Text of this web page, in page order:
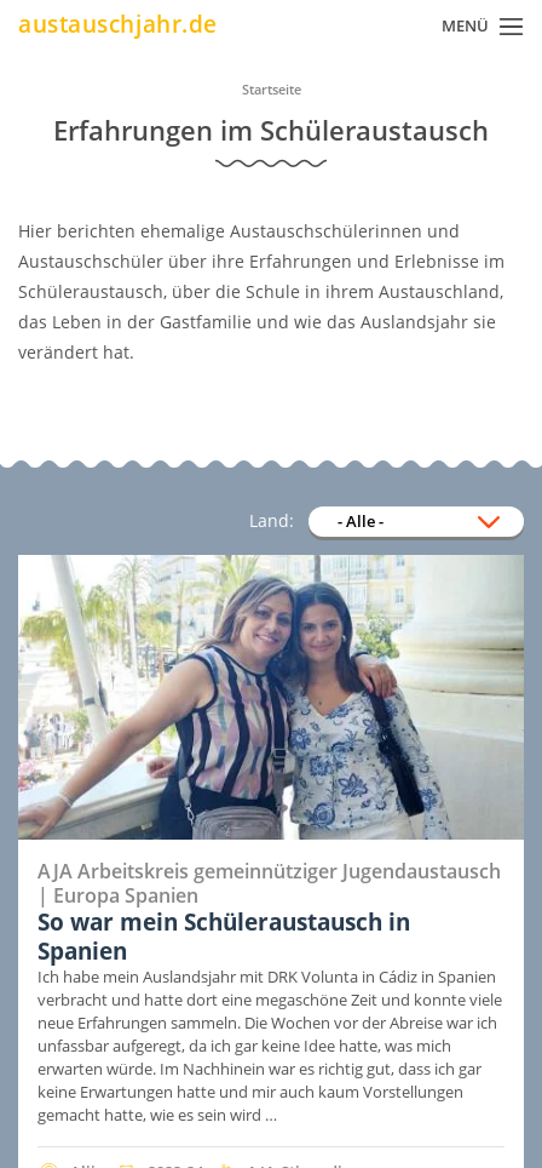
Direkt
austauschjahr.de MENÜ
Startseite
Erfahrungen im Schüleraustausch
Hier berichten ehemalige Austauschschülerinnen und
Austauschschüler über ihre Erfahrungen und Erlebnisse im
Schüleraustausch, über die Schule in ihrem Austauschland,
das Leben in der Gastfamilie und wie das Auslandsjahr sie
verändert hat.
Land:
AJA Arbeitskreis gemeinnütziger Jugendaustausch
| Europa Spanien
So war mein Schüleraustausch in
Spanien
Ich habe mein Auslandsjahr mit DRK Volunta in Cádiz in Spanien
verbracht und hatte dort eine megaschöne Zeit und konnte viele
neue Erfahrungen sammeln. Die Wochen vor der Abreise war ich
unfassbar aufgeregt, da ich gar keine Idee hatte, was mich
erwarten würde. Im Nachhinein war es richtig gut, dass ich gar
keine Erwartungen hatte und mir auch kaum Vorstellungen
gemacht hatte, wie es sein wird …